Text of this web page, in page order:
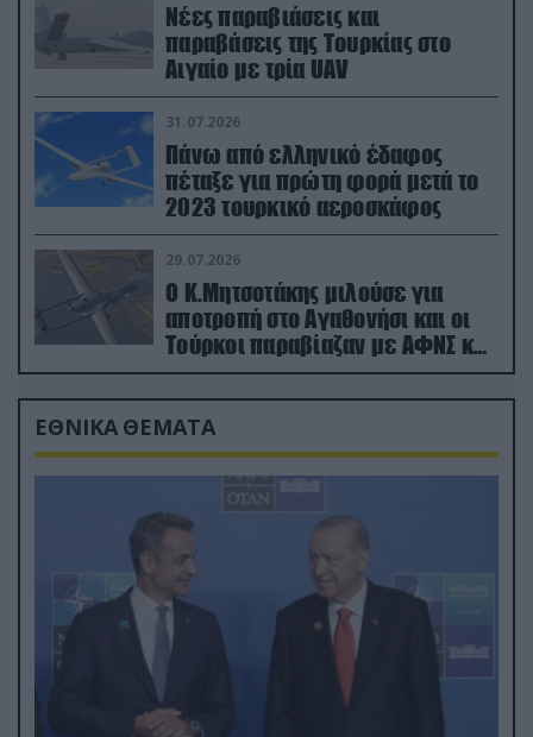
Νέες παραβιάσεις και
παραβάσεις της Τουρκίας στο
Αιγαίο με τρία UAV
31.07.2026
Πάνω από ελληνικό έδαφος
πέταξε για πρώτη φορά μετά το
2023 τουρκικό αεροσκάφος
29.07.2026
Ο Κ.Μητσοτάκης μιλούσε για
αποτροπή στο Αγαθονήσι και οι
Τούρκοι παραβίαζαν με ΑΦΝΣ και
drone
ΕΘΝΙΚΑ ΘΕΜΑΤΑ